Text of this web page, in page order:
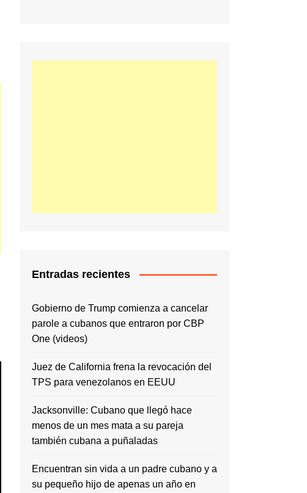
Entradas recientes
Gobierno de Trump comienza a cancelar
parole a cubanos que entraron por CBP
One (videos)
Juez de California frena la revocación del
TPS para venezolanos en EEUU
Jacksonville: Cubano que llegó hace
menos de un mes mata a su pareja
también cubana a puñaladas
Encuentran sin vida a un padre cubano y a
su pequeño hijo de apenas un año en